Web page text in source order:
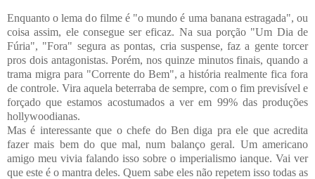
Enquanto o lema do filme é "o mundo é uma banana estragada", ou
coisa assim, ele consegue ser eficaz. Na sua porção "Um Dia de
Fúria", "Fora" segura as pontas, cria suspense, faz a gente torcer
pros dois antagonistas. Porém, nos quinze minutos finais, quando a
trama migra para "Corrente do Bem", a história realmente fica fora
de controle. Vira aquela beterraba de sempre, com o fim previsível e
forçado que estamos acostumados a ver em 99% das produções
hollywoodianas.
Mas é interessante que o chefe do Ben diga pra ele que acredita
fazer mais bem do que mal, num balanço geral. Um americano
amigo meu vivia falando isso sobre o imperialismo ianque. Vai ver
que este é o mantra deles. Quem sabe eles não repetem isso todas as